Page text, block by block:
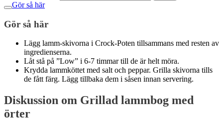
Gör så här
Gör så här
Lägg lamm-skivorna i Crock-Poten tillsammans med resten av
ingredienserna.
Låt stå på ”Low” i 6-7 timmar till de är helt möra.
Krydda lammköttet med salt och peppar. Grilla skivorna tills
de fått färg. Lägg tillbaka dem i såsen innan servering.
Diskussion om Grillad lammbog med
örter